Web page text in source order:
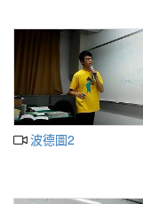
波德圖2